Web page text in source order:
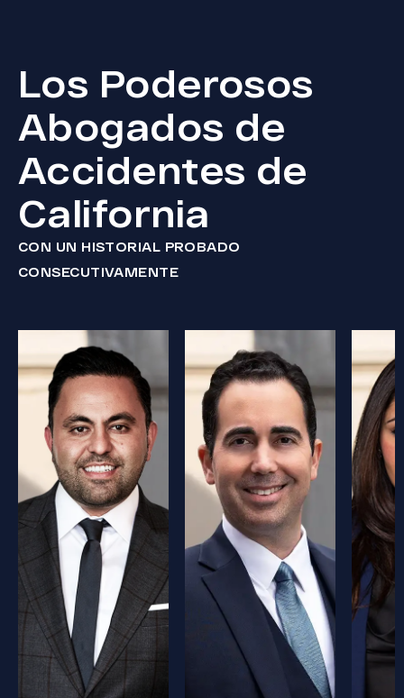
Los Poderosos
Abogados de
Accidentes de
California
CON UN HISTORIAL PROBADO
CONSECUTIVAMENTE